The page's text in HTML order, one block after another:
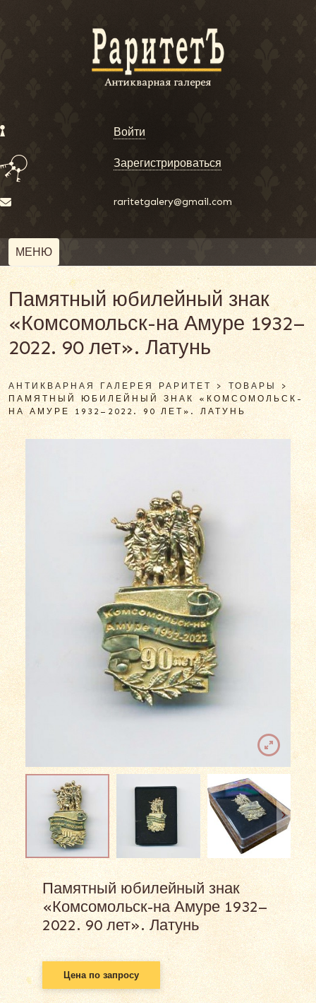
Войти
Зарегистрироваться
raritetgalery@gmail.com
МЕНЮ
Памятный юбилейный знак
«Комсомольск-на Амуре 1932–
2022. 90 лет». Латунь
АНТИКВАРНАЯ ГАЛЕРЕЯ РАРИТЕТ >ТОВАРЫ >
ПАМЯТНЫЙ ЮБИЛЕЙНЫЙ ЗНАК «КОМСОМОЛЬСК-
НА АМУРЕ 1932–2022. 90 ЛЕТ». ЛАТУНЬ
Памятный юбилейный знак
«Комсомольск-на Амуре 1932–
2022. 90 лет». Латунь
Цена по запросу